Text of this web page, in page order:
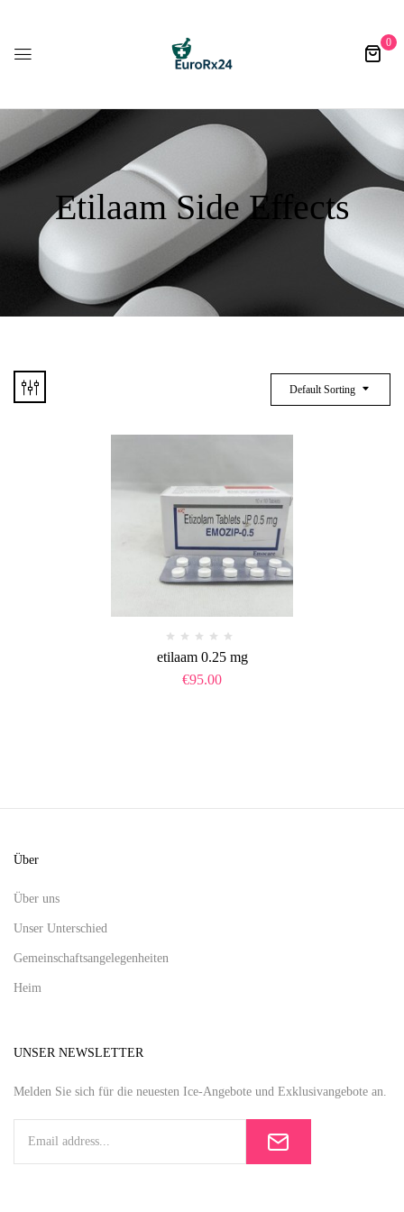
0
Etilaam Side Effects​
Default Sorting
etilaam 0.25 mg​
€95.00
Über
Über uns
Unser Unterschied
Gemeinschaftsangelegenheiten
Heim
UNSER NEWSLETTER
Melden Sie sich für die neuesten Ice-Angebote und Exklusivangebote an.